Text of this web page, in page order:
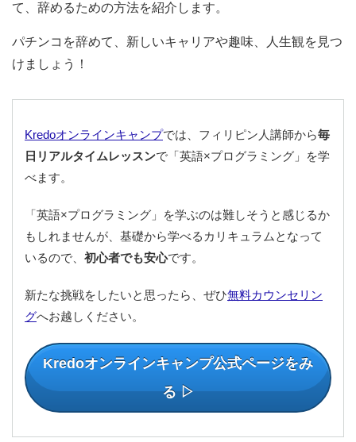
て、辞めるための方法を紹介します。
パチンコを辞めて、新しいキャリアや趣味、人生観を見つ
けましょう！
Kredoオンラインキャンプでは、フィリピン人講師から毎
日リアルタイムレッスンで「英語×プログラミング」を学
べます。
「英語×プログラミング」を学ぶのは難しそうと感じるか
もしれませんが、基礎から学べるカリキュラムとなって
いるので、 初心者でも安心です。
新たな挑戦をしたいと思ったら、ぜひ無料カウンセリン
グへお越しください。
Kredoオンラインキャンプ公式ページをみ
る ▷